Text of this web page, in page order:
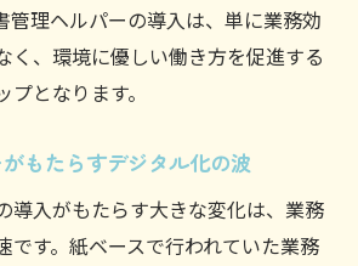
管理ヘルパーの導入は、単に業務効
く、環境に優しい働き方を促進する
となります。
もたらすデジタル化の波
導入がもたらす大きな変化は、業務
です。紙ベースで行われていた業務